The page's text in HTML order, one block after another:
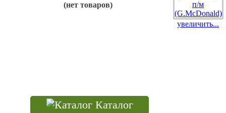
(нет товаров)
Каталог
увеличить...